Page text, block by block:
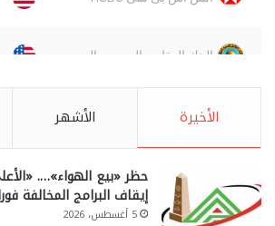
الأخيرة الأشهر
حظر «بيع الهواء»….
إيقاف البرامج المخالفة
5 أغسطس، 2026